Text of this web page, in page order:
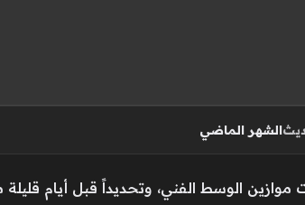
الشهر الماضي
الوسط الفني، وتحديداً قبل أيام